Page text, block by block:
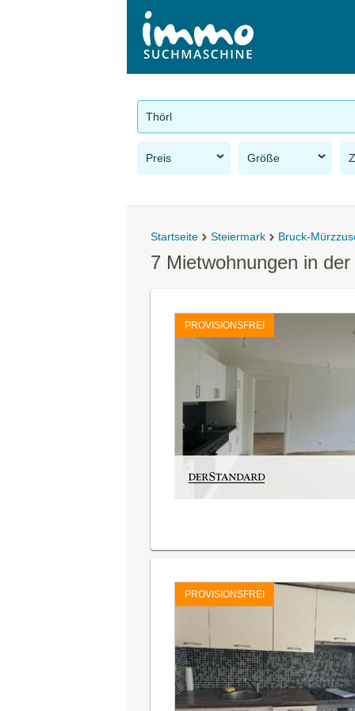
Thörl
Preis Größe
Startseite Steiermark Bruck-
7 Mietwohnungen in
PROVISIONSFREI
PROVISIONSFREI